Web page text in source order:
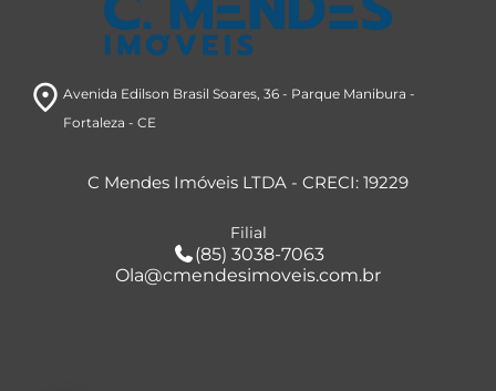
room Avenida Edilson Brasil Soares, 36- Parque Manibura -
Fortaleza - CE
C Mendes Imóveis LTDA - CRECI: 19229
Filial
(85) 3038-7063
Ola@cmendesimoveis.com.br